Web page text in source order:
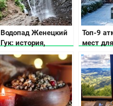
Водопад Женецкий
Гук: история,
легенда, фото и
видео
Топ-9
мест
зимы